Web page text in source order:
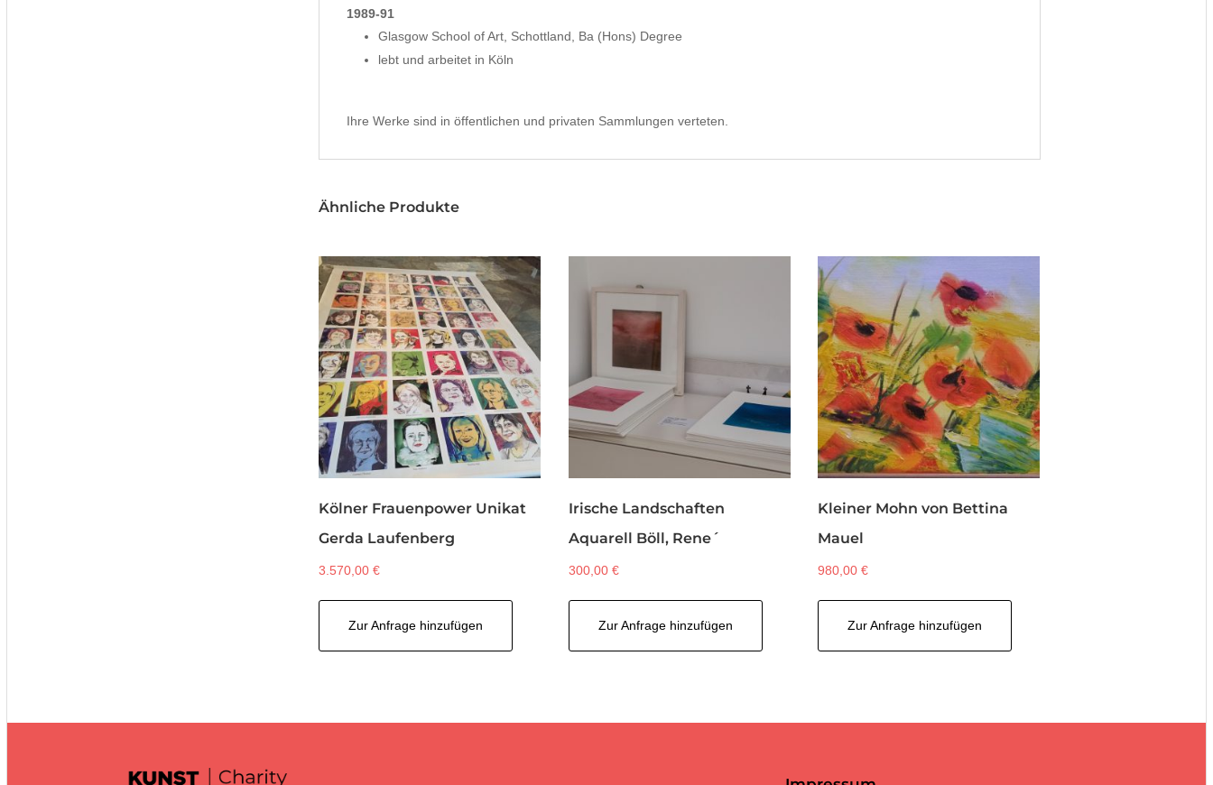
1989-91
Glasgow School of Art, Schottland, Ba (Hons) Degree
lebt und arbeitet in Köln
Ihre Werke sind in öffentlichen und privaten Sammlungen verteten.
Ähnliche Produkte
Kölner Frauenpower Unikat
Gerda Laufenberg
3.570,00€
Zur Anfrage hinzufügen
Irische Landschaften
Aquarell Böll, Rene´
300,00 €
Zur Anfrage hinzufügen
Kleiner Mohn von Bettina
Mauel
980,00 €
Zur Anfrage hinzufügen